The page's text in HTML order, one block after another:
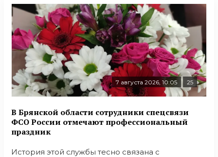
7 августа 2026, 10:05 25
В Брянской области сотрудники спецсвязи
ФСО России отмечают профессиональный
праздник
История этой службы тесно связана с